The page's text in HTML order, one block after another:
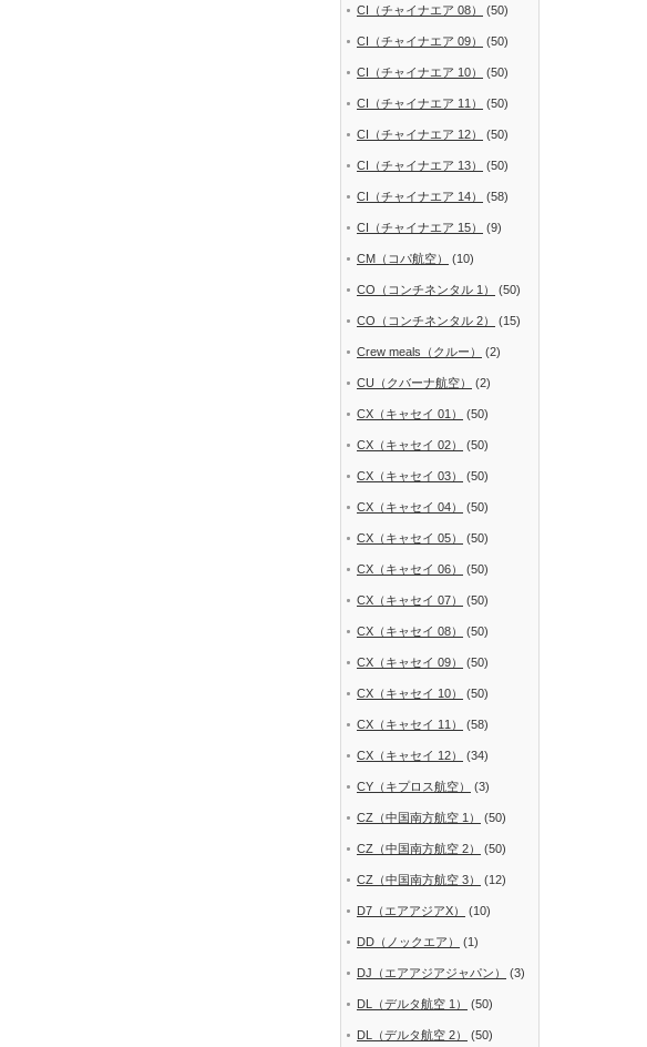
CI（チャイナエア 08） (50)
CI（チャイナエア 09） (50)
CI（チャイナエア 10） (50)
CI（チャイナエア 11） (50)
CI（チャイナエア 12） (50)
CI（チャイナエア 13） (50)
CI（チャイナエア 14） (58)
CI（チャイナエア 15） (9)
CM（コパ航空） (10)
CO（コンチネンタル 1） (50)
CO（コンチネンタル 2） (15)
Crew meals（クルー） (2)
CU（クバーナ航空） (2)
CX（キャセイ 01） (50)
CX（キャセイ 02） (50)
CX（キャセイ 03） (50)
CX（キャセイ 04） (50)
CX（キャセイ 05） (50)
CX（キャセイ 06） (50)
CX（キャセイ 07） (50)
CX（キャセイ 08） (50)
CX（キャセイ 09） (50)
CX（キャセイ 10） (50)
CX（キャセイ 11） (58)
CX（キャセイ 12） (34)
CY（キプロス航空） (3)
CZ（中国南方航空 1） (50)
CZ（中国南方航空 2） (50)
CZ（中国南方航空 3） (12)
D7（エアアジアX） (10)
DD（ノックエア） (1)
DJ（エアアジアジャパン） (3)
DL（デルタ航空 1） (50)
DL（デルタ航空 2） (50)